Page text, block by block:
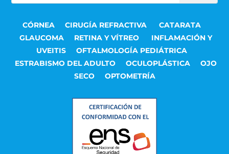
CÓRNEA CIRUGÍA REFRACTIVA
CATARATA
GLAUCOMA
RETINA Y VÍTREO
INFLAMACIÓN Y
UVEITIS
OFTALMOLOGÍA PEDIÁTRICA
ESTRABISMO DEL ADULTO
OCULOPLÁSTICA
OJO
SECO
OPTOMETRÍA